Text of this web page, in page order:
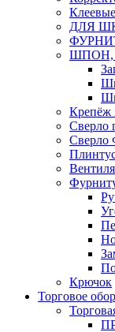
ДЛЯ
ШПОН,
Крепёж
Сверло
Сверло
Крючок
Торговое